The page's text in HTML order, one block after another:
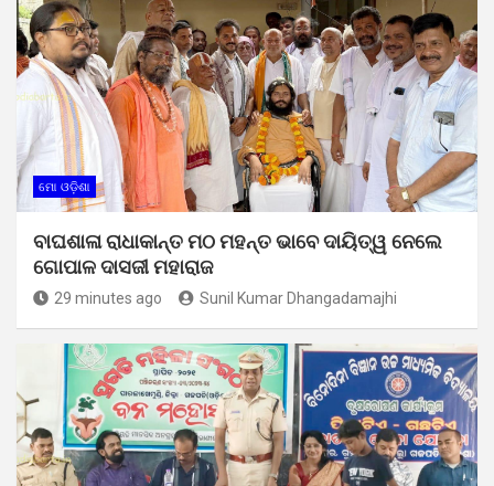
ମୋ ଓଡ଼ିଶା
ବାଘଶାଳା ରାଧାକାନ୍ତ ମଠ ମହନ୍ତ ଭାବେ ଦାୟିତ୍ୱ ନେଲେ
ଗୋପାଳ ଦାସଜୀ ମହାରାଜ
29 minutes ago Sunil Kumar Dhangadamajhi